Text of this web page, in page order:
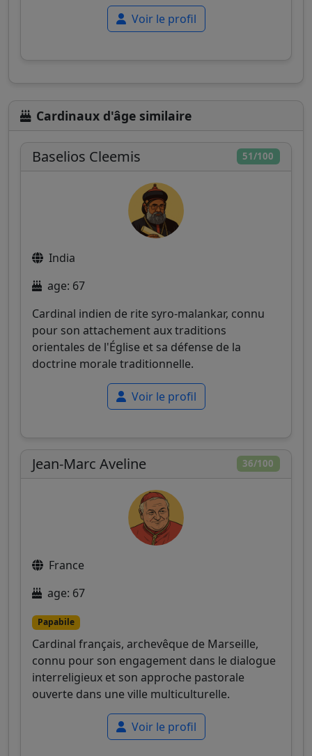
Voir le profil
Cardinaux d'âge similaire
51/100
Baselios Cleemis
India
age: 67
Cardinal indien de rite syro-malankar, connu
pour son attachement aux traditions
orientales de l'Église et sa défense de la
doctrine morale traditionnelle.
Voir le profil
36/100
Jean-Marc Aveline
France
age: 67
Papabile
Cardinal français, archevêque de Marseille,
connu pour son engagement dans le dialogue
interreligieux et son approche pastorale
ouverte dans une ville multiculturelle.
Voir le profil